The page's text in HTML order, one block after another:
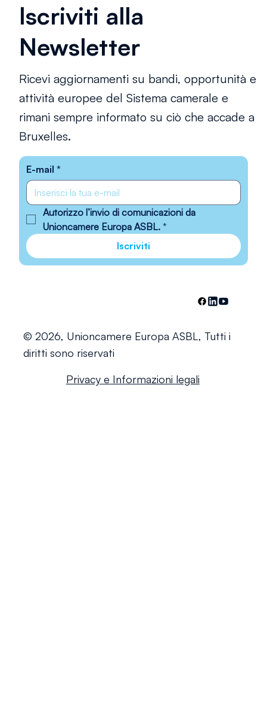
© 2026, Unioncamere Europa ASBL, Tutti i
diritti sono riservati
Privacy e Informazioni legali
E-mail *
Autorizzo l’invio di comunicazioni da
Unioncamere Europa ASBL. *
Iscriviti
Iscriviti alla
Newsletter
Ricevi aggiornamenti su bandi, opportunità e
attività europee del Sistema camerale e
rimani sempre informato su ciò che accade a
Bruxelles.